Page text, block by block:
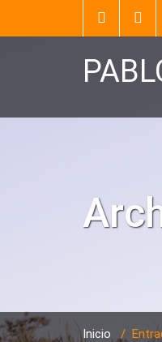
Inicio /